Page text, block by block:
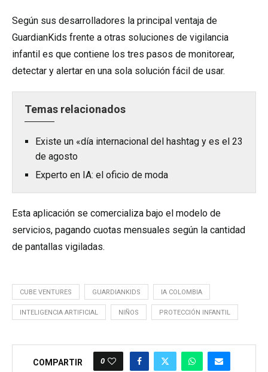
Según sus desarrolladores la principal ventaja de
GuardianKids frente a otras soluciones de vigilancia
infantil es que contiene los tres pasos de monitorear,
detectar y alertar en una sola solución fácil de usar.
Temas relacionados
Existe un «día internacional del hashtag y es el 23
de agosto
Experto en IA: el oficio de moda
Esta aplicación se comercializa bajo el modelo de
servicios, pagando cuotas mensuales según la cantidad
de pantallas vigiladas.
CUBE VENTURES GUARDIANKIDS IA COLOMBIA
INTELIGENCIA ARTIFICIAL NIÑOS PROTECCIÓN INFANTIL
COMPARTIR 0